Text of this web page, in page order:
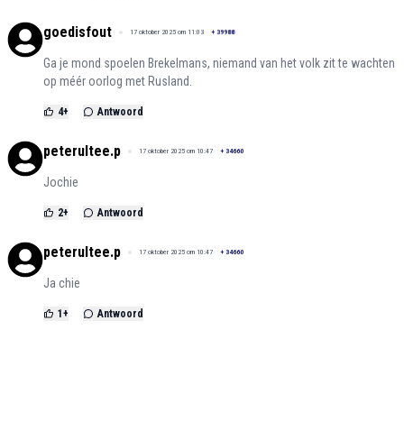
goedisfout 17 oktober 2025 om 11:03 + 39988
Ga je mond spoelen Brekelmans, niemand van het volk zit te wachten
op méér oorlog met Rusland.
4+ Antwoord
peterultee.p 17 oktober 2025 om 10:47 + 34660
Jochie
2+ Antwoord
peterultee.p 17 oktober 2025 om 10:47 + 34660
Ja chie
1+ Antwoord